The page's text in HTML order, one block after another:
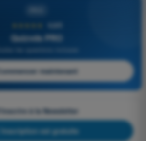
4,6/5
Quizvds PRO
Commencer maintenant
S'inscrire à la Newsletter
L'inscription est gratuite